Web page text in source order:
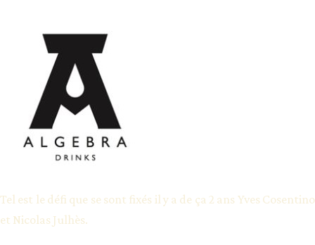
Tel est le défi que se sont fixés il y a de ça 2 ans Yves Cosentino
et Nicolas Julhès.